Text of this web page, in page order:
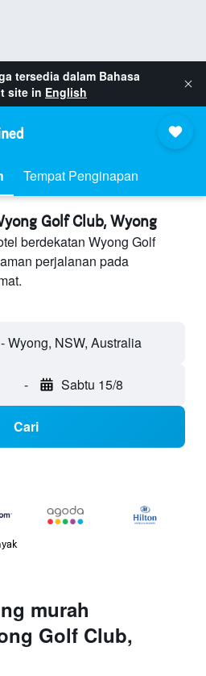
tersedia dalam Bahasa
site in English
Tempat Penginapan
Golf Club, Wyong
berdekatan Wyong Golf
perjalanan pada
Wyong, NSW, Australia
- Sabtu 15/8
Cari
murah
Golf Club,